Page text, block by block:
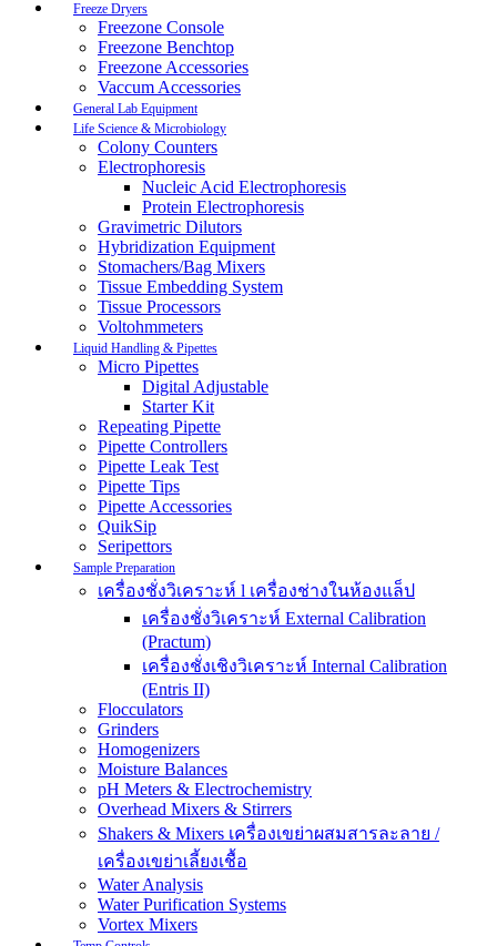
Freeze Dryers
Freezone Console
Freezone Benchtop
Freezone Accessories
Vaccum Accessories
General Lab Equipment
Life Science & Microbiology
Colony Counters
Electrophoresis
Nucleic Acid Electrophoresis
Protein Electrophoresis
Gravimetric Dilutors
Hybridization Equipment
Stomachers/Bag Mixers
Tissue Embedding System
Tissue Processors
Voltohmmeters
Liquid Handling & Pipettes
Micro Pipettes
Digital Adjustable
Starter Kit
Repeating Pipette
Pipette Controllers
Pipette Leak Test
Pipette Tips
Pipette Accessories
QuikSip
Seripettors
Sample Preparation
เครื่องชั่งวิเคราะห์ l เครื่องช่างในห้องแล็ป
เครื่องชั่งวิเคราะห์ External Calibration
(Practum)
เครื่องชั่งเชิงวิเคราะห์ Internal Calibration
(Entris II)
Flocculators
Grinders
Homogenizers
Moisture Balances
pH Meters & Electrochemistry
Overhead Mixers & Stirrers
Shakers & Mixers เครื่องเขย่าผสมสารละลาย /
เครื่องเขย่าเลี้ยงเชื้อ
Water Analysis
Water Purification Systems
Vortex Mixers